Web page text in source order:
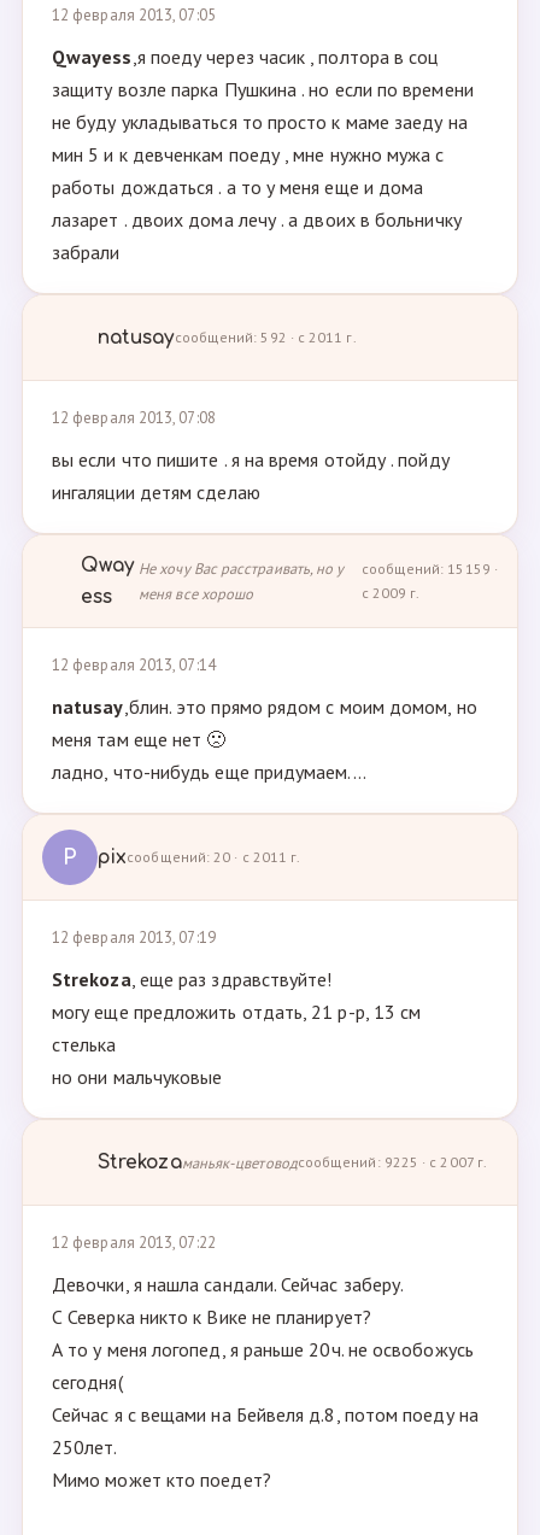
12 февраля 2013, 07:05
Qwayess,я поеду через часик , полтора в соц
защиту возле парка Пушкина . но если по времени
не буду укладываться то просто к маме заеду на
мин 5 и к девченкам поеду , мне нужно мужа с
работы дождаться . а то у меня еще и дома
лазарет . двоих дома лечу . а двоих в больничку
забрали
natusayсообщений: 592 · с 2011 г.
12 февраля 2013, 07:08
вы если что пишите . я на время отойду . пойду
ингаляции детям сделаю
Qway
ess
Не хочу Вас расстраивать, но у
меня все хорошо
сообщений: 15159 ·
с 2009 г.
12 февраля 2013, 07:14
natusay,блин. это прямо рядом с моим домом, но
меня там еще нет 🙁
ладно, что-нибудь еще придумаем....
P pixсообщений: 20 · с 2011 г.
12 февраля 2013, 07:19
Strekoza, еще раз здравствуйте!
могу еще предложить отдать, 21 р-р, 13 см
стелька
но они мальчуковые
Strekozaманьяк-цветоводсообщений: 9225 · с 2007 г.
12 февраля 2013, 07:22
Девочки, я нашла сандали. Сейчас заберу.
С Северка никто к Вике не планирует?
А то у меня логопед, я раньше 20ч. не освобожусь
сегодня(
Сейчас я с вещами на Бейвеля д.8, потом поеду на
250лет.
Мимо может кто поедет?